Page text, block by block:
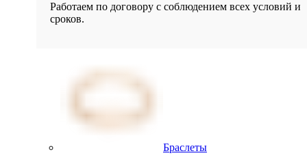
Работаем по договору с соблюдением всех условий и
сроков.
Браслеты